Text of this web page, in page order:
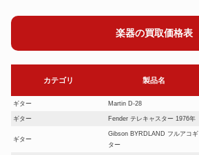
楽器の買取価格表
カテゴリ 製品名
ギター Martin D-28
ギター Fender テレキャスター 1976年
ギター
Gibson BYRDLAND フルアコギ
ター